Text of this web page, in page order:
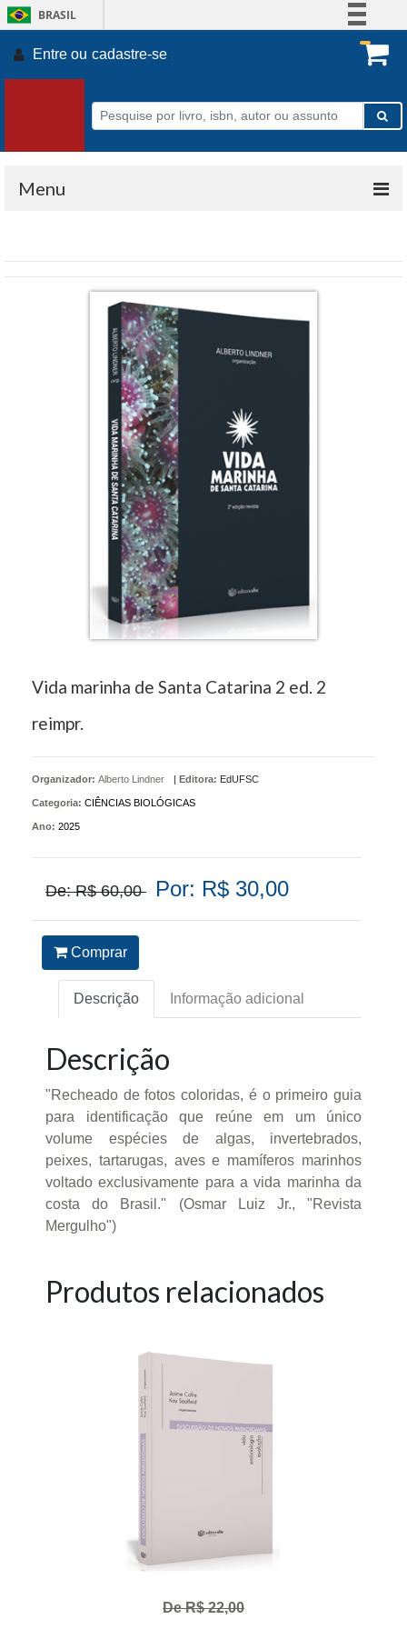
BRASIL
Participe
Acesso à informação
Legislação
Entre ou cadastre-se.
Menu
Vida marinha de Santa Catarina 2 ed. 2
reimpr.
Organizador: Alberto Lindner | Editora: EdUFSC
Categoria: CIÊNCIAS BIOLÓGICAS
Ano: 2025
De: R$ 60,00 Por: R$ 30,00
Comprar
Descrição Informação adicional
Descrição
"Recheado de fotos coloridas, é o primeiro guia
para identificação que reúne em um único
volume espécies de algas, invertebrados,
peixes, tartarugas, aves e mamíferos marinhos
voltado exclusivamente para a vida marinha da
costa do Brasil." (Osmar Luiz Jr., "Revista
Mergulho")
Produtos relacionados
De R$ 22,00